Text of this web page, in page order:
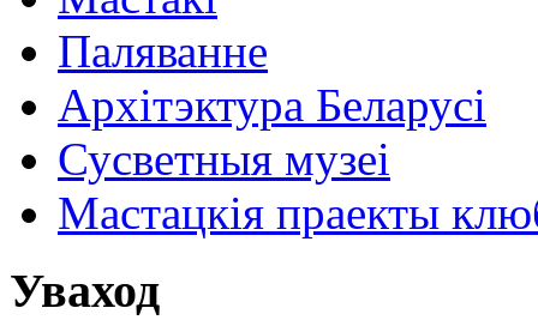
Паляванне
Архітэктура Беларусі
Сусветныя музеі
Мастацкія праекты
Уваход